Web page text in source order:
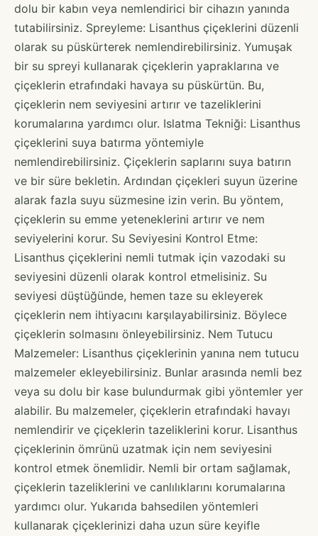
dolu bir kabın veya nemlendirici bir cihazın yanında
tutabilirsiniz. Spreyleme: Lisanthus çiçeklerini düzenli
olarak su püskürterek nemlendirebilirsiniz. Yumuşak
bir su spreyi kullanarak çiçeklerin yapraklarına ve
çiçeklerin etrafındaki havaya su püskürtün. Bu,
çiçeklerin nem seviyesini artırır ve tazeliklerini
korumalarına yardımcı olur. Islatma Tekniği: Lisanthus
çiçeklerini suya batırma yöntemiyle
nemlendirebilirsiniz. Çiçeklerin saplarını suya batırın
ve bir süre bekletin. Ardından çiçekleri suyun üzerine
alarak fazla suyu süzmesine izin verin. Bu yöntem,
çiçeklerin su emme yeteneklerini artırır ve nem
seviyelerini korur. Su Seviyesini Kontrol Etme:
Lisanthus çiçeklerini nemli tutmak için vazodaki su
seviyesini düzenli olarak kontrol etmelisiniz. Su
seviyesi düştüğünde, hemen taze su ekleyerek
çiçeklerin nem ihtiyacını karşılayabilirsiniz. Böylece
çiçeklerin solmasını önleyebilirsiniz. Nem Tutucu
Malzemeler: Lisanthus çiçeklerinin yanına nem tutucu
malzemeler ekleyebilirsiniz. Bunlar arasında nemli bez
veya su dolu bir kase bulundurmak gibi yöntemler yer
alabilir. Bu malzemeler, çiçeklerin etrafındaki havayı
nemlendirir ve çiçeklerin tazeliklerini korur. Lisanthus
çiçeklerinin ömrünü uzatmak için nem seviyesini
kontrol etmek önemlidir. Nemli bir ortam sağlamak,
çiçeklerin tazeliklerini ve canlılıklarını korumalarına
yardımcı olur. Yukarıda bahsedilen yöntemleri
kullanarak çiçeklerinizi daha uzun süre keyifle